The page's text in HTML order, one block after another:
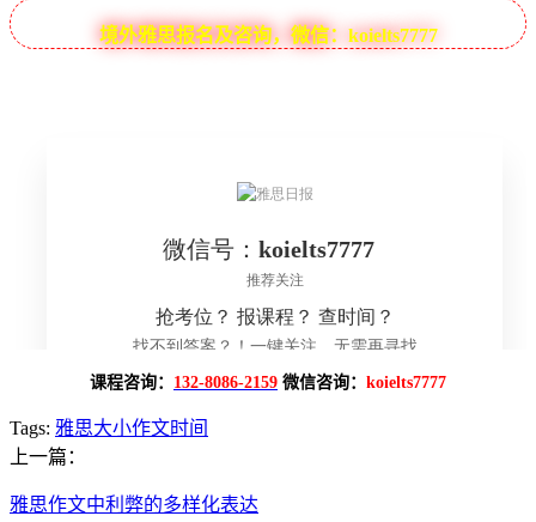
境外雅思报名及咨询，微信：koielts7777
课程咨询： 132-8086-2159 微信咨询： koielts7777
Tags: 雅思大小作文时间
上一篇：
雅思作文中利弊的多样化表达